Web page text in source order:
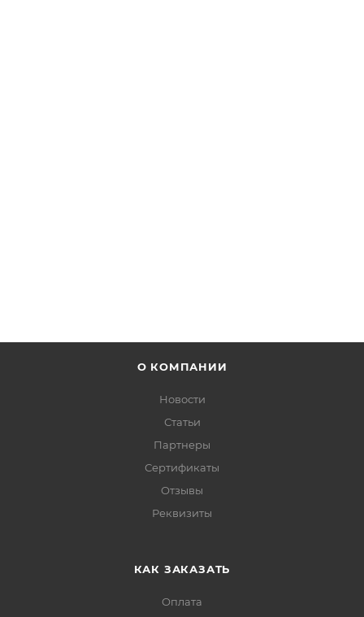
О КОМПАНИИ
Новости
Статьи
Партнеры
Сертификаты
Отзывы
Реквизиты
КАК ЗАКАЗАТЬ
Оплата